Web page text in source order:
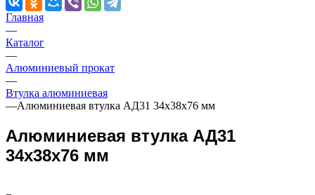
Главная
—
Каталог
—
Алюминиевый прокат
—
Втулка алюминиевая
—Алюминиевая втулка АД31 34x38x76 мм
Алюминиевая втулка АД31
34x38x76 мм